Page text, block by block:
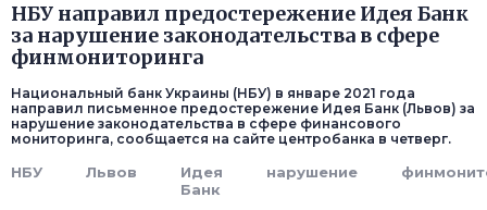
НБУ направил предостережение Идея Банк
за нарушение законодательства в сфере
финмониторинга
Национальный банк Украины (НБУ) в январе 2021 года
направил письменное предостережение Идея Банк (Львов) за
нарушение законодательства в сфере финансового
мониторинга, сообщается на сайте центробанка в четверг.
НБУ Львов
Идея
Банк
нарушение